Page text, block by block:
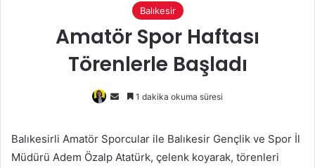
Balıkesir
Amatör Spor Haftası
Törenlerle Başladı
Bir
göndermek
1 dakika okuma süresi
Balıkesirli Amatör Sporcular ile Balıkesir Gençlik ve Spor İl
Müdürü Adem Özalp Atatürk, çelenk koyarak, törenleri